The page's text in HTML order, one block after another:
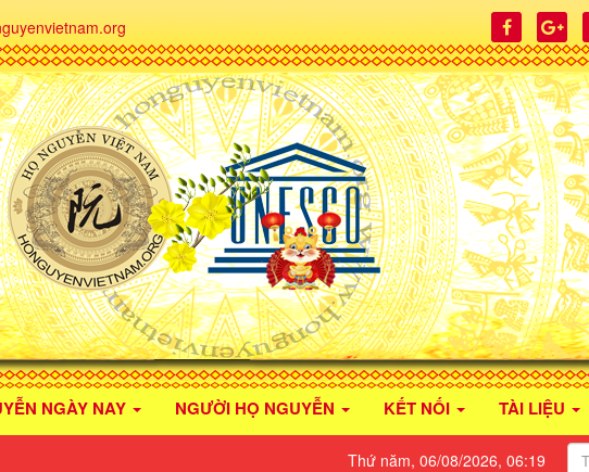
NGÀY NAY NGƯỜI HỌ NGUYỄN KẾT NỐI TÀI LIỆU
Thứ năm, 06/08/2026, 06:19